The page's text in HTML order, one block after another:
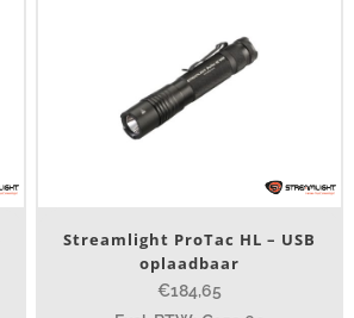
Streamlight ProTac HL – USB
oplaadbaar
€184,65